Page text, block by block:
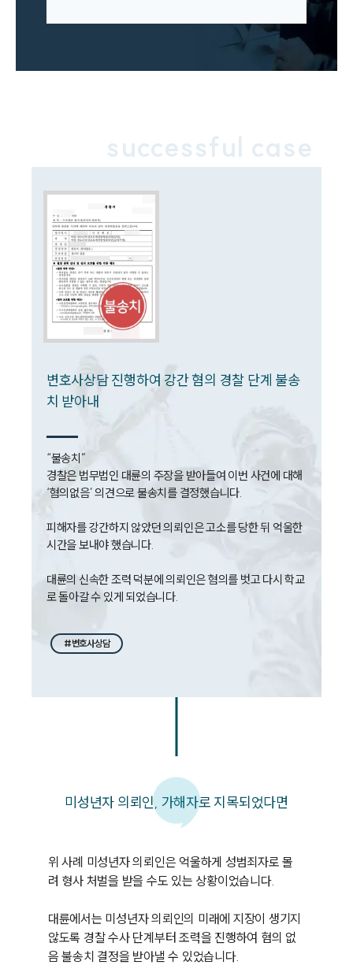
법률정보
학교폭력대응팀 업무
전체
학교폭력전문변호사
소식/자료
언론보도
공지사항
법률서식
뉴스레터/브로슈어
대륜법률상담예약
successful case
변호사상담 진행하여 강간 혐의 경찰 단계 불송
치 받아내
“불송치”
경찰은 법무법인 대륜의 주장을 받아들여 이번 사건에 대해
‘혐의없음’ 의견으로 불송치를 결정했습니다.
피해자를 강간하지 않았던 의뢰인은 고소를 당한 뒤 억울한
시간을 보내야 했습니다.
대륜의 신속한 조력 덕분에 의뢰인은 혐의를 벗고 다시 학교
로 돌아갈 수 있게 되었습니다.
#변호사상담
미성년자 의뢰인, 가해자로 지목되었다면
위 사례 미성년자 의뢰인은 억울하게 성범죄자로 몰
려 형사 처벌을 받을 수도 있는 상황이었습니다.
대륜에서는 미성년자 의뢰인의 미래에 지장이 생기지
않도록 경찰 수사 단계부터 조력을 진행하여 혐의 없
음 불송치 결정을 받아낼 수 있었습니다.